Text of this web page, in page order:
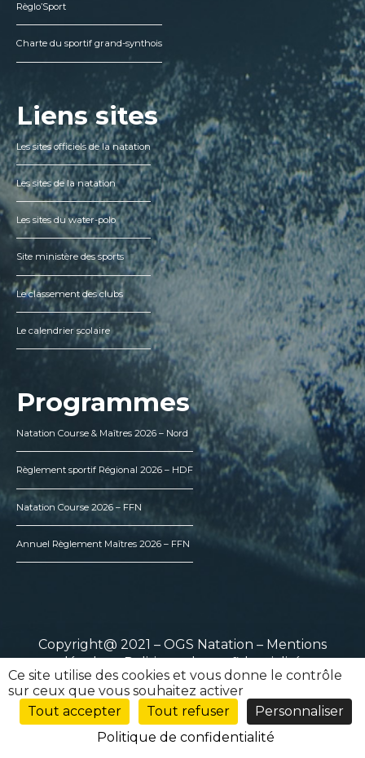
Règlo’Sport
Charte du sportif grand-synthois
Liens sites
Les sites officiels de la natation
Les sites de la natation
Les sites du water-polo
Site ministère des sports
Le classement des clubs
Le calendrier scolaire
Programmes
Natation Course & Maîtres 2026 – Nord
Règlement sportif Régional 2026 – HDF
Natation Course 2026 – FFN
Annuel Règlement Maîtres 2026 – FFN
Copyright@ 2021 – OGS Natation – Mentions
légales–Politique de confidentialité
Ce site utilise des cookies et vous donne le contrôle
sur ceux que vous souhaitez activer
Tout accepter
Tout refuser
Personnaliser
Politique de confidentialité